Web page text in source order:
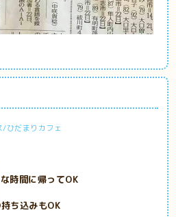
ひだまりカフェ
時間に帰ってOK
ち込みもOK